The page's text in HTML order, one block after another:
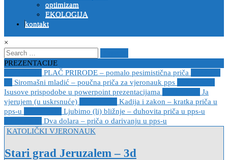
optimizam
EKOLOGIJA
kontakt
×
Search
for:
PREZENTACIJE
PLAČ PRIRODE – pomalo pesimistična priča
Siromašni mladić – poučna priča za vjeronauk pps
Isusove prispodobe u powerpoint prezentacijama
Ja
vjerujem (u uskrsnuće)
Kadija i zakon – kratka priča u
pps-u
Ljubimo (li) bližnje – duhovita priča u pps-u
Dva dolara – priča o darivanju u pps-u
Posted
KATOLIČKI VJERONAUK
Stari grad Jeruzalem – 3d